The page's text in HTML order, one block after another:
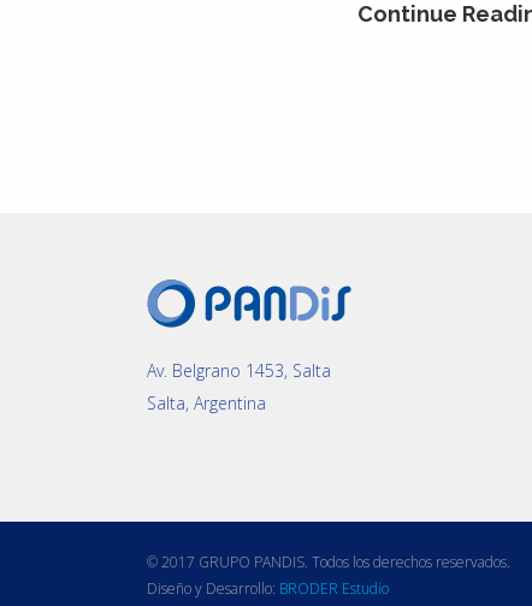
Continue
Av. Belgrano 1453, Salta
Salta, Argentina
© 2017 GRUPO PANDIS. Todos los derechos reservados.
Diseño y Desarrollo: BRODER Estudio